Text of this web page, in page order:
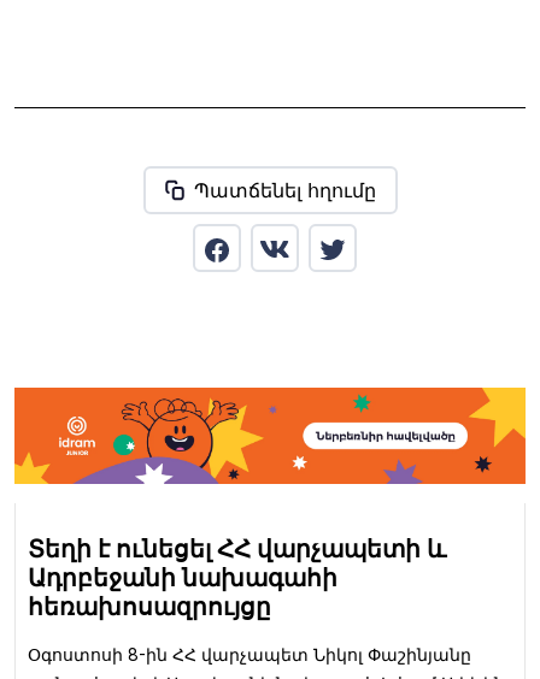
Պատճենել հղումը
Տեղի է ունեցել ՀՀ վարչապետի և
Ադրբեջանի նախագահի
հեռախոսազրույցը
Օգոստոսի 8-ին ՀՀ վարչապետ Նիկոլ Փաշինյանը